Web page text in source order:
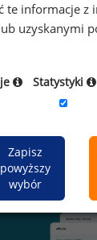
zgodnie z pkt
oraz
użytku
te informacje
uzyskanymi
Statystyki
Zapisz
powyższy
wybór